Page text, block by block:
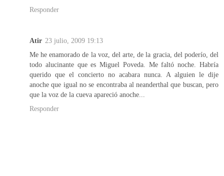
Responder
Atir 23 julio, 2009 19:13
Me he enamorado de la voz, del arte, de la gracia, del poderío, del
todo alucinante que es Miguel Poveda. Me faltó noche. Habría
querido que el concierto no acabara nunca. A alguien le dije
anoche que igual no se encontraba al neanderthal que buscan, pero
que la voz de la cueva apareció anoche...
Responder